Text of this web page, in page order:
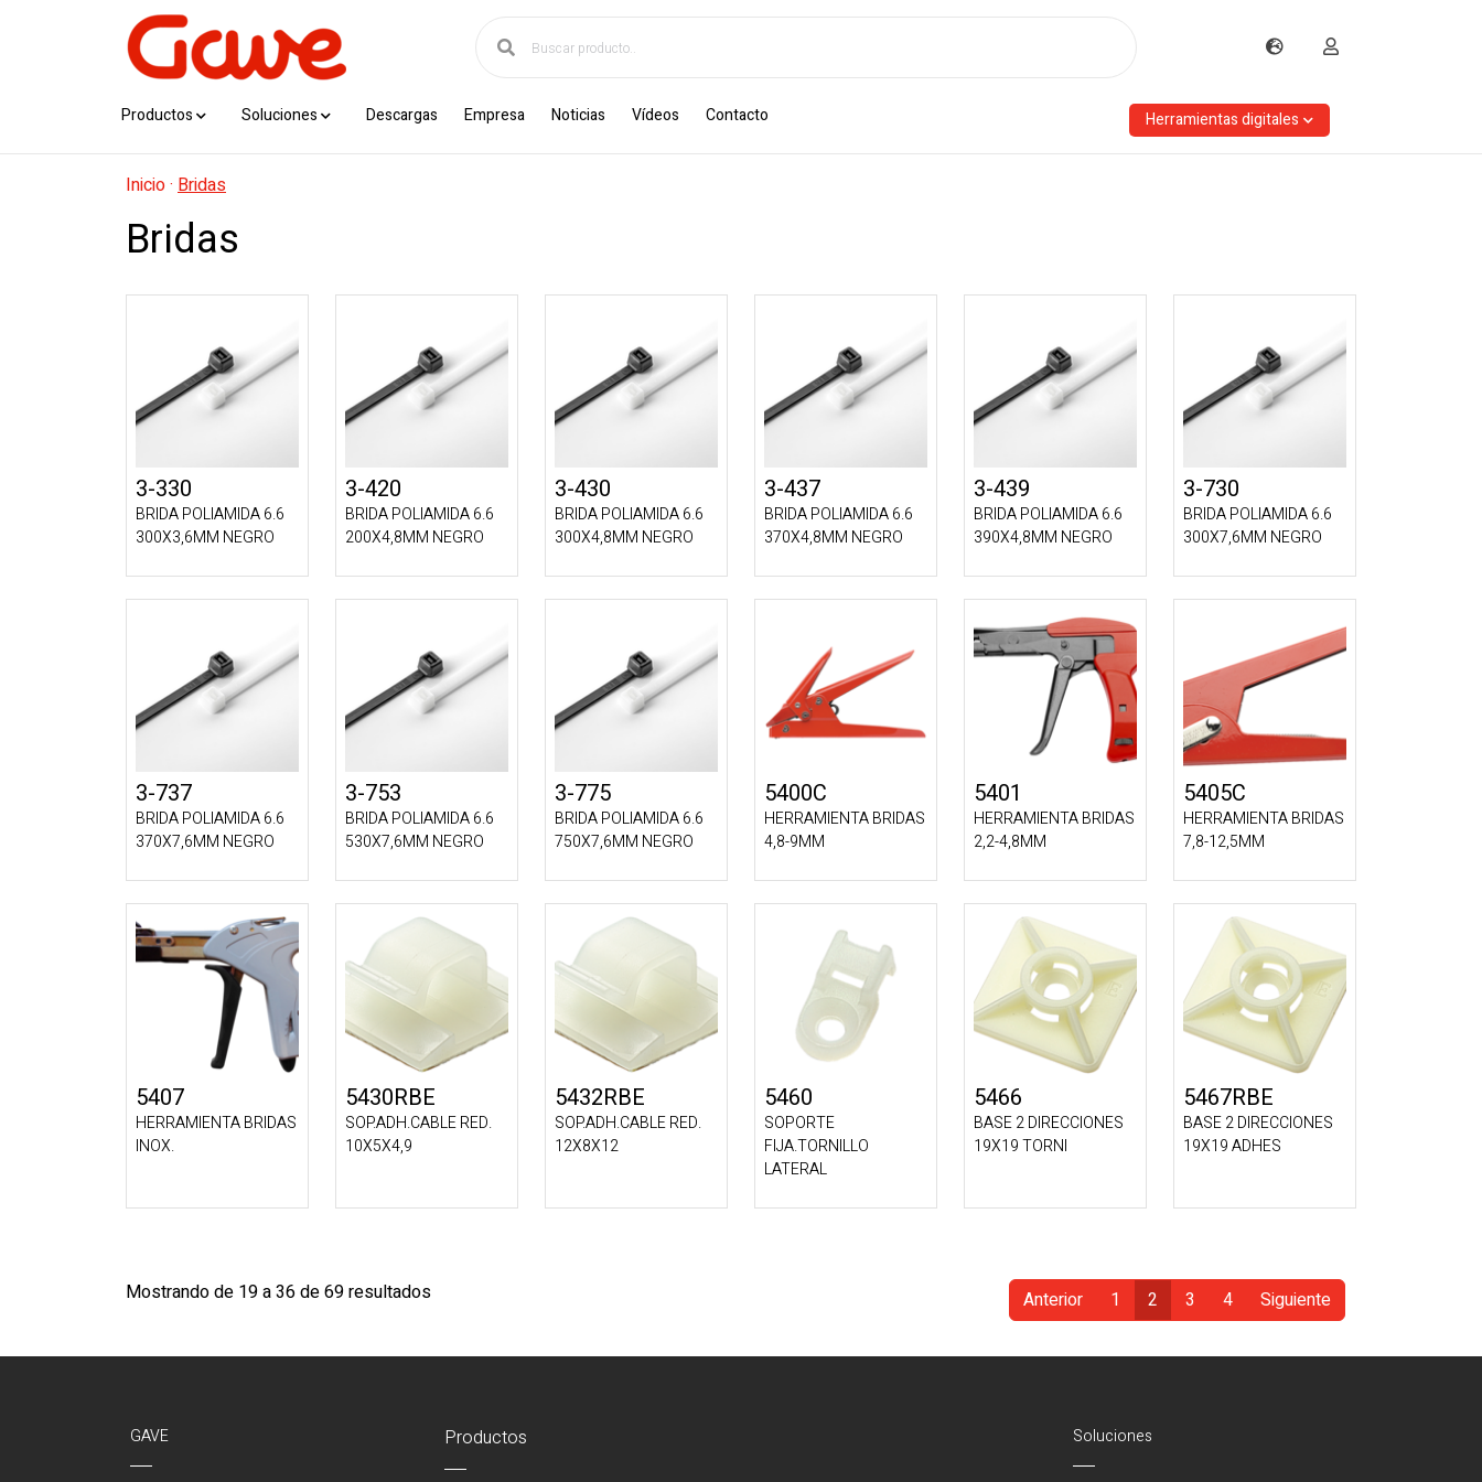
Productos Soluciones Descargas Empresa Noticias Vídeos Contacto Herramientas digitales
Inicio· Bridas
Bridas
3-330
BRIDA POLIAMIDA 6.6
300X3,6MM NEGRO
3-420
BRIDA POLIAMIDA 6.6
200X4,8MM NEGRO
3-430
BRIDA POLIAMIDA 6.6
300X4,8MM NEGRO
3-437
BRIDA POLIAMIDA 6.6
370X4,8MM NEGRO
3-439
BRIDA POLIAMIDA 6.6
390X4,8MM NEGRO
3-730
BRIDA POLIAMIDA 6.6
300X7,6MM NEGRO
3-737
BRIDA POLIAMIDA 6.6
370X7,6MM NEGRO
3-753
BRIDA POLIAMIDA 6.6
530X7,6MM NEGRO
3-775
BRIDA POLIAMIDA 6.6
750X7,6MM NEGRO
5400C
HERRAMIENTA BRIDAS
4,8-9MM
5401
HERRAMIENTA BRIDAS
2,2-4,8MM
5405C
HERRAMIENTA BRIDAS
7,8-12,5MM
5407
HERRAMIENTA BRIDAS
INOX.
5430RBE
SOP.ADH.CABLE RED.
10X5X4,9
5432RBE
SOP.ADH.CABLE RED.
12X8X12
5460
SOPORTE
FIJA.TORNILLO
LATERAL
5466
BASE 2 DIRECCIONES
19X19 TORNI
5467RBE
BASE 2 DIRECCIONES
19X19 ADHES
Mostrando de 19 a 36 de 69 resultados Anterior 1
2
3 4 Siguiente
GAVE Productos Soluciones